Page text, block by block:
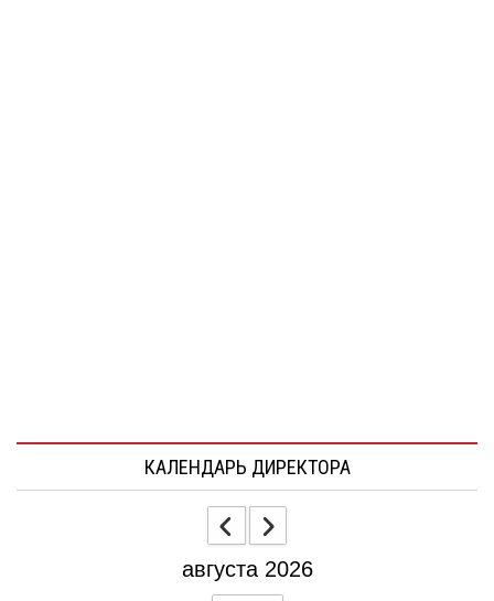
КАЛЕНДАРЬ ДИРЕКТОРА
августа 2026